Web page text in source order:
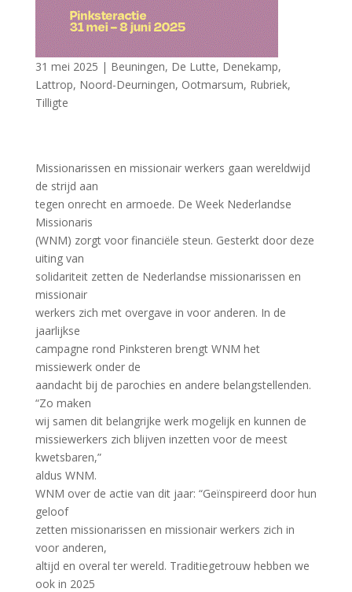
31 mei 2025 | Beuningen, De Lutte, Denekamp,
Lattrop, Noord-Deurningen, Ootmarsum, Rubriek,
Tilligte
Missionarissen en missionair werkers gaan wereldwijd
de strijd aan
tegen onrecht en armoede. De Week Nederlandse
Missionaris
(WNM) zorgt voor financiële steun. Gesterkt door deze
uiting van
solidariteit zetten de Nederlandse missionarissen en
missionair
werkers zich met overgave in voor anderen. In de
jaarlijkse
campagne rond Pinksteren brengt WNM het
missiewerk onder de
aandacht bij de parochies en andere belangstellenden.
“Zo maken
wij samen dit belangrijke werk mogelijk en kunnen de
missiewerkers zich blijven inzetten voor de meest
kwetsbaren,”
aldus WNM.
WNM over de actie van dit jaar: “Geïnspireerd door hun
geloof
zetten missionarissen en missionair werkers zich in
voor anderen,
altijd en overal ter wereld. Traditiegetrouw hebben we
ook in 2025